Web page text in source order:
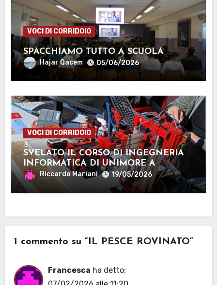
VOCI DI CORRIDOIO
SPACCHIAMO TUTTO A SCUOLA
Hajar Qacem 05/06/2026
VOCI DI CORRIDOIO
SVELATO IL CORSO DI INGEGNERIA
INFORMATICA DI UNIMORE A
MANTOVA
Riccardo Mariani 19/05/2026
1 commento su “IL PESCE ROVINATO”
Francesca ha detto: